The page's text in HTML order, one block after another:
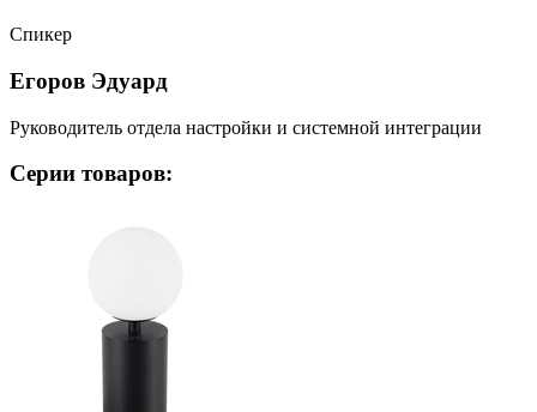
Спикер
Егоров Эдуард
Руководитель отдела настройки и системной интеграции
Серии товаров: